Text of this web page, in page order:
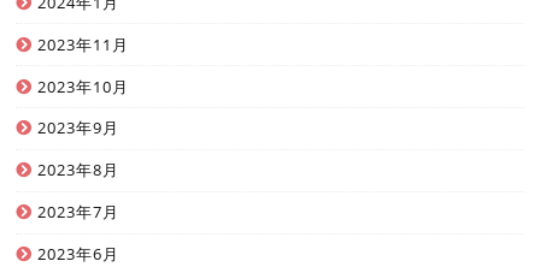
2023年11月
2023年10月
2023年9月
2023年8月
2023年7月
2023年6月